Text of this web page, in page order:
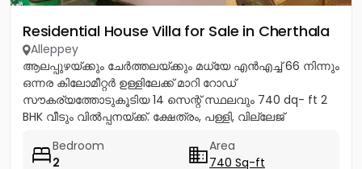
Residential House Villa for Sale in Cherthala
Alleppey
ആലപ്പുഴയ്ക്കും ചേർത്തലയ്ക്കും മധ്യേ എൻഎച്ച് 66 നിന്നും
ഒന്നര കിലോമീറ്റർ ഉള്ളിലേക്ക് മാറി റോഡ്
സൗകര്യത്തോടുകൂടിയ 14 സെന്റ് സ്ഥലവും 740 dq- ft 2
BHK വീടും വിൽപ്പനയ്ക്ക്. ക്ഷേത്രം, പള്ളി, വില്ലേജ്
Bedroom
2
Area
740 Sq-ft